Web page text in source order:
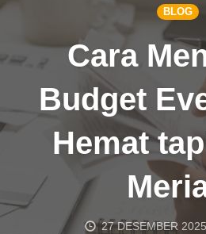
BLOG
Cara
Budget
Hemat
27 DESEMBER 2025